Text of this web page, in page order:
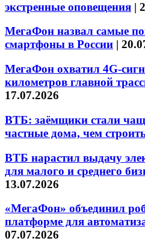
экстренные оповещения |
МегаФон назвал самые
смартфоны в России |
МегаФон охватил 4G-
километров главной
17.07.2026
ВТБ: заёмщики стали
частные дома, чем
ВТБ нарастил выдачу
для малого и среднего
13.07.2026
«МегаФон» объединил
платформе для
07.07.2026